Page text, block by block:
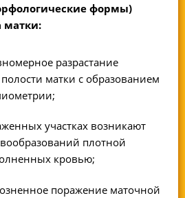
формы)
матки:
разрастание
матки с образованием
участках возникают
плотной
кровью;
поражение маточной